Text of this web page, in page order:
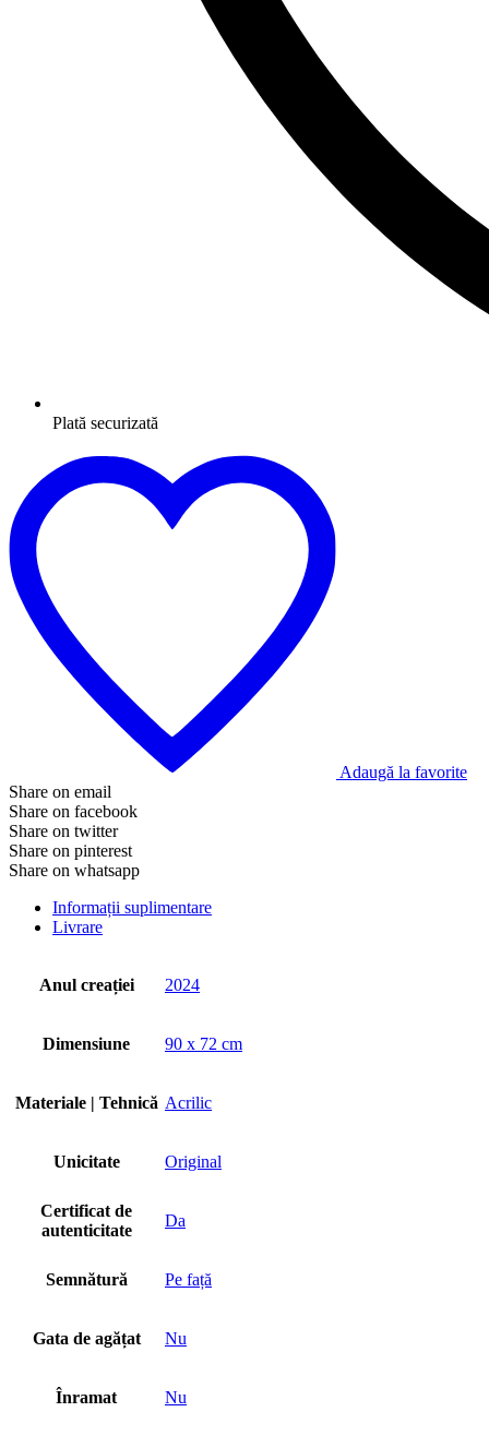
Plată securizată
Adaugă la favorite
Share on email
Share on facebook
Share on twitter
Share on pinterest
Share on whatsapp
Informații suplimentare
Livrare
Anul creației 2024
Dimensiune 90 x 72 cm
Materiale | Tehnică Acrilic
Unicitate Original
Certificat de
autenticitate
Da
Semnătură Pe față
Gata de agățat Nu
Înramat Nu